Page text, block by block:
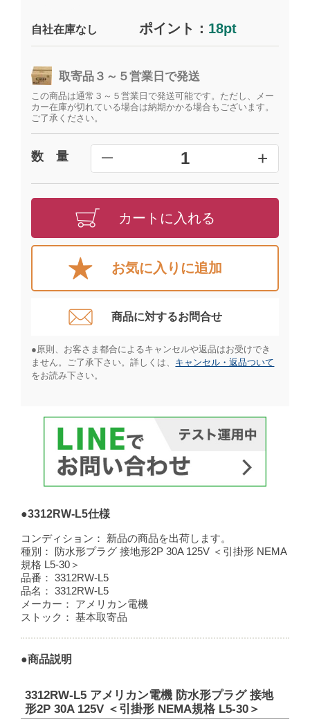
自社在庫なし ポイント： 18pt
取寄品３～５営業日で発送
この商品は通常３～５営業日で発送可能です。ただし、メー
カー在庫が切れている場合は納期かかる場合もございます。
ご了承ください。
数 量 ━ 1 +
カートに入れる
お気に入りに追加
商品に対するお問合せ​
●原則、お客さま都合によるキャンセルや返品はお受けでき
ません。ご了承下さい。詳しくは、 キャンセル・返品ついて
をお読み下さい。​
●3312RW-L5仕様
コンディション：
新品の商品を出荷します。
種別：
防水形プラグ 接地形2P 30A 125V ＜引掛形 NEMA
規格 L5-30＞
品番：
3312RW-L5
品名：
3312RW-L5
メーカー：
アメリカン電機
ストック：
基本取寄品
●商品説明
3312RW-L5 アメリカン電機 防水形プラグ 接地
形2P 30A 125V ＜引掛形 NEMA規格 L5-30＞